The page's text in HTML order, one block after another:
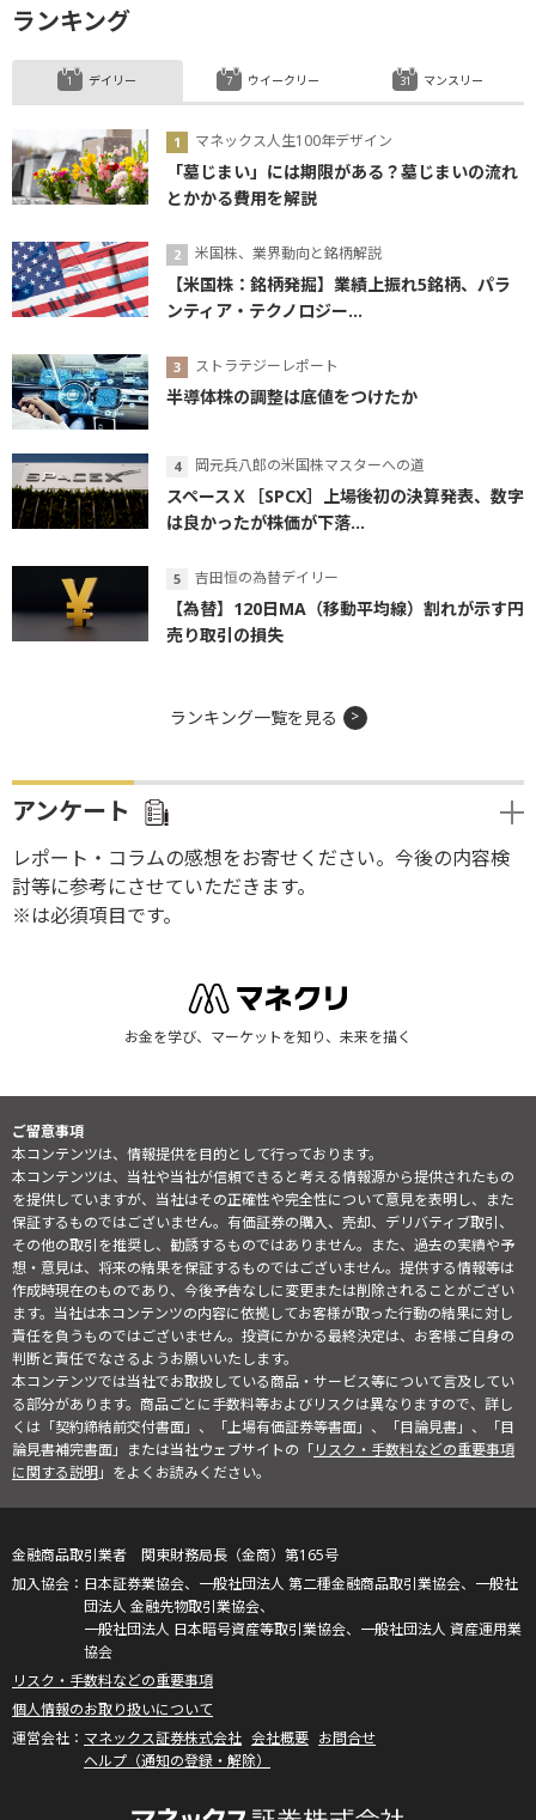
ランキング
デイリー
マネックス人生100年デザイン
「墓じまい」には期限がある？墓じまいの流れ
とかかる費用を解説
米国株、業界動向と銘柄解説
【米国株：銘柄発掘】業績上振れ5銘柄、パラ
ンティア・テクノロジー...
ストラテジーレポート
半導体株の調整は底値をつけたか
岡元兵八郎の米国株マスターへの道
スペースＸ［SPCX］上場後初の決算発表、数字
は良かったが株価が下落...
吉田恒の為替デイリー
【為替】120日MA（移動平均線）割れが示す円
売り取引の損失
ウイークリー マンスリー
ランキング一覧を見る
アンケート
レポート・コラムの感想をお寄せください。今後の内容検
討等に参考にさせていただきます。
※は必須項目です。
お金を学び、マーケットを知り、未来を描く
ご留意事項
本コンテンツは、情報提供を目的として行っております。
本コンテンツは、当社や当社が信頼できると考える情報源から提供されたもの
を提供していますが、当社はその正確性や完全性について意見を表明し、また
保証するものではございません。有価証券の購入、売却、デリバティブ取引、
その他の取引を推奨し、勧誘するものではありません。また、過去の実績や予
想・意見は、将来の結果を保証するものではございません。提供する情報等は
作成時現在のものであり、今後予告なしに変更または削除されることがござい
ます。当社は本コンテンツの内容に依拠してお客様が取った行動の結果に対し
責任を負うものではございません。投資にかかる最終決定は、お客様ご自身の
判断と責任でなさるようお願いいたします。
本コンテンツでは当社でお取扱している商品・サービス等について言及してい
る部分があります。商品ごとに手数料等およびリスクは異なりますので、詳し
くは「契約締結前交付書面」、「上場有価証券等書面」、「目論見書」、「目
論見書補完書面」または当社ウェブサイトの「リスク・手数料などの重要事項
に関する説明」をよくお読みください。
金融商品取引業者 関東財務局長（金商）第165号
日本証券業協会、一般社団法人 第二種金融商品取引業協会、一般社
団法人 金融先物取引業協会、
一般社団法人 日本暗号資産等取引業協会、一般社団法人 資産運用業
協会
リスク・手数料などの重要事項
個人情報のお取り扱いについて
マネックス証券株式会社 会社概要 お問合せ
ヘルプ（通知の登録・解除）